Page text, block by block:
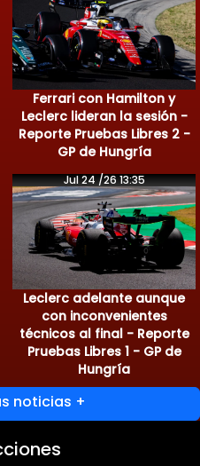
Ferrari con Hamilton y
Leclerc lideran la sesión -
Reporte Pruebas Libres 2 -
GP de Hungría
Jul 24 /26 13:35
Leclerc adelante aunque
con inconvenientes
técnicos al final - Reporte
Pruebas Libres 1 - GP de
Hungría
noticias +